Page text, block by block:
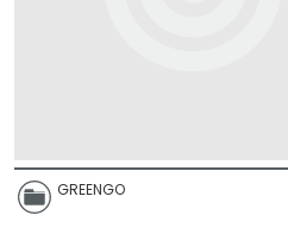
GREENGO